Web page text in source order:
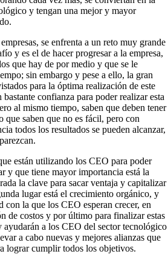
y tengan una mejor y mayor
se enfrenta a un reto muy grande
y es el de hacer progresar a la empresa,
que hay de por medio y que se le
sin embargo y pese a ello, la gran
para la óptima realización de este
confianza para poder realizar esta
al mismo tiempo, saben que deben tener
que saben que no es fácil, pero con
todos los resultados se pueden alcanzar,
están utilizando los CEO para poder
y que tiene mayor importancia está la
la clave para sacar ventaja y capitalizar
lugar está el crecimiento orgánico, y
con la que los CEO esperan crecer, en
de costos y por último para finalizar estas
ayudarán a los CEO del sector tecnológico
a cabo nuevas y mejores alianzas que
lograr cumplir todos los objetivos.